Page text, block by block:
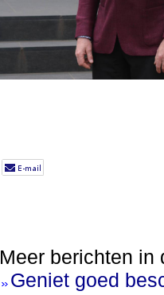
Meer berichten in
Geniet goed